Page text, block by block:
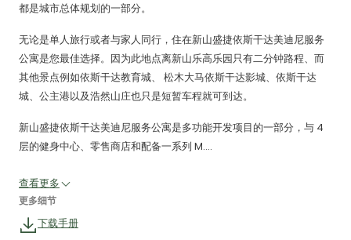
都是城市总体规划的一部分。
无论是单人旅行或者与家人同行，住在新山盛捷依斯干达美迪尼服务
公寓是您最佳选择。因为此地点离新山乐高乐园只有二分钟路程、而
其他景点例如依斯干达教育城、 松木大马依斯干达影城、依斯干达
城、公主港以及浩然山庄也只是短暂车程就可到达。
新山盛捷依斯干达美迪尼服务公寓是多功能开发项目的一部分，与 4
层的健身中心、零售商店和配备一系列 M....
查看更多
更多细节
下载手册